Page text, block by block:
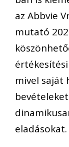
az Abbvie
mutató
mivel saját
eladásokat.